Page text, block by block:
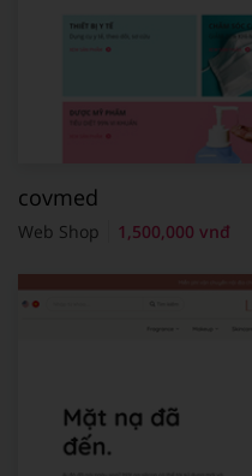
covmed
Web Shop 1,500,000 vnđ